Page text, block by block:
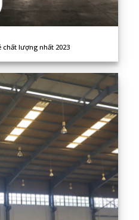
lượng nhất 2023